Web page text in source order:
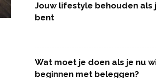
Jouw lifestyle behouden als
bent
Wat moet je doen als je nu
beginnen met beleggen?